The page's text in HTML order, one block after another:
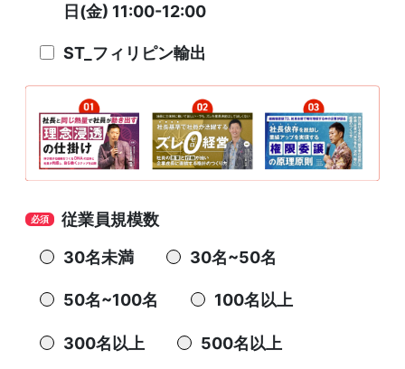
日(金) 11:00-12:00
ST_フィリピン輸出
従業員規模数
30名未満
30名~50名
50名~100名 100名以上
300名以上 500名以上